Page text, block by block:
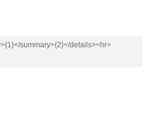
summary>{2}</details><hr>